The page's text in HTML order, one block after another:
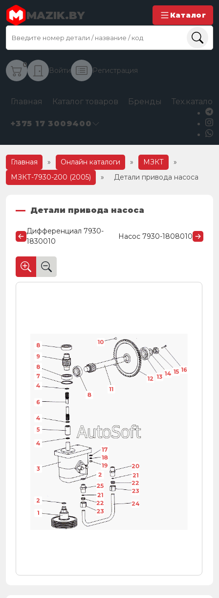
MAZIK.BY Каталог
0
Войти Регистрация
Главная Каталог товаров Бренды
+375 17 3009400
Главная » Онлайн каталоги » МЗКТ
»
МЗКТ-7930-200 (2005)
» Детали привода насоса
Детали привода насоса
Дифференциал 7930-
1830010
Насос 7930-1808010
13
25
24
23
23
22
22
21
21
20
19
18
17
16
15
14
1
12
11
10
9
8
8
8
7
6
5
4
4
4
3
2
2